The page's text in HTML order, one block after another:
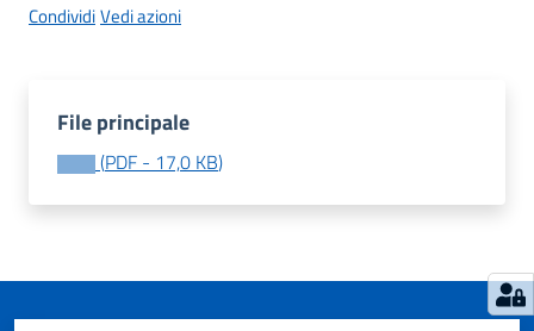
Tutti
CondividiVedi azioni
File principale
(PDF - 17,0 KB)